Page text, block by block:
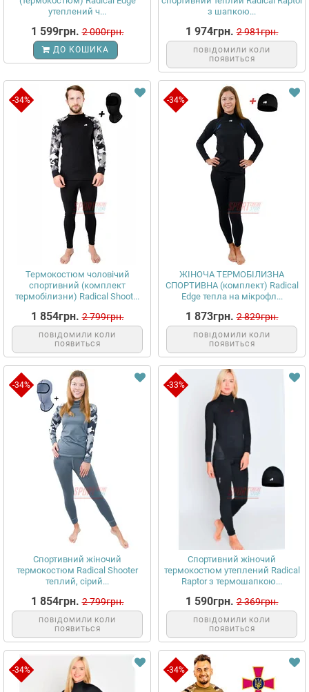
утеплений ч...
1 599грн. 2 000грн.
ДО КОШИКА
з шапкою...
1 974грн. 2 981грн.
ПОВІДОМИЛИ КОЛИ
ПОЯВИТЬСЯ
-34%
Термокостюм чоловічий
спортивний (комплект
термобілизни) Radical Shoot...
1 854грн. 2 799грн.
ПОВІДОМИЛИ КОЛИ
ПОЯВИТЬСЯ
-34%
ЖІНОЧА ТЕРМОБІЛИЗНА
СПОРТИВНА (комплект) Radical
Edge тепла на мікрофл...
1 873грн. 2 829грн.
ПОВІДОМИЛИ КОЛИ
ПОЯВИТЬСЯ
-34%
Спортивний жіночий
термокостюм Radical Shooter
теплий, сірий...
1 854грн. 2 799грн.
ПОВІДОМИЛИ КОЛИ
ПОЯВИТЬСЯ
-33%
Спортивний жіночий
термокостюм утеплений Radical
Raptor з термошапкою...
1 590грн. 2 369грн.
ПОВІДОМИЛИ КОЛИ
ПОЯВИТЬСЯ
-34% -34%